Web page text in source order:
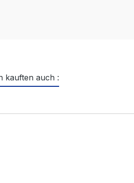
kauften auch :